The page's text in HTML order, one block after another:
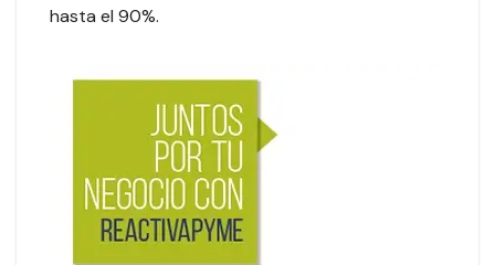
hasta el 90%.